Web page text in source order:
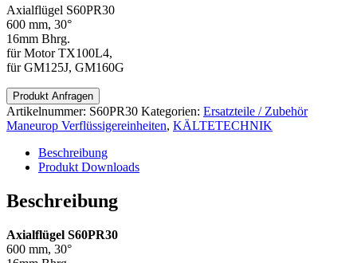
Axialflügel S60PR30
600 mm, 30°
16mm Bhrg.
für Motor TX100L4,
für GM125J, GM160G
Produkt Anfragen
Artikelnummer: S60PR30 Kategorien: Ersatzteile / Zubehör
Maneurop Verflüssigereinheiten, KÄLTETECHNIK
Beschreibung
Produkt Downloads
Beschreibung
Axialflügel S60PR30
600 mm, 30°